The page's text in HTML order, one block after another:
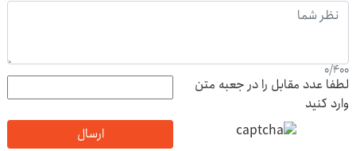
0/400
لطفا عدد مقابل را در جعبه متن
وارد کنید
ارسال